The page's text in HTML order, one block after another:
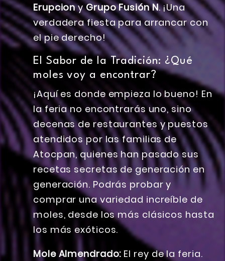
ErupcionyGrupo Fusión N. ¡Una
verdadera fiesta para arrancar con
el pie derecho!
El Sabor de la Tradición: ¿Qué
moles voy a encontrar?
¡Aquí es donde empieza lo bueno! En
la feria no encontrarás uno, sino
decenas de restaurantes y puestos
atendidos por las familias de
Atocpan, quienes han pasado sus
recetas secretas de generación en
generación. Podrás probar y
comprar una variedad increíble de
moles, desde los más clásicos hasta
los más exóticos.
Mole Almendrado: El rey de la feria.